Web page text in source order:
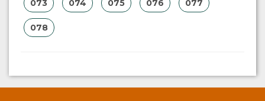
073 074 075 076 077
078